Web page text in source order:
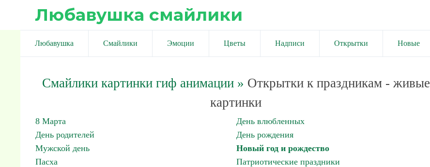
Любавушка смайлики
Любавушка Смайлики Эмоции Цветы Надписи Открытки Новые
Смайлики картинки гиф анимации» Открытки к праздникам - живые
картинки
8 Марта
День влюбленных
День родителей
День рождения
Мужской день
Новый год и рождество
Пасха
Патриотические праздники